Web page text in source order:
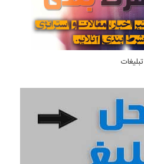
تبلیغات